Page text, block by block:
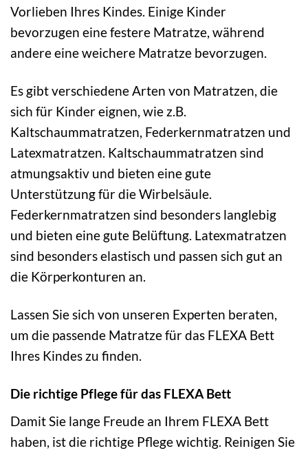
Vorlieben Ihres Kindes. Einige Kinder
bevorzugen eine festere Matratze, während
andere eine weichere Matratze bevorzugen.
Es gibt verschiedene Arten von Matratzen, die
sich für Kinder eignen, wie z.B.
Kaltschaummatratzen, Federkernmatratzen und
Latexmatratzen. Kaltschaummatratzen sind
atmungsaktiv und bieten eine gute
Unterstützung für die Wirbelsäule.
Federkernmatratzen sind besonders langlebig
und bieten eine gute Belüftung. Latexmatratzen
sind besonders elastisch und passen sich gut an
die Körperkonturen an.
Lassen Sie sich von unseren Experten beraten,
um die passende Matratze für das FLEXA Bett
Ihres Kindes zu finden.
Die richtige Pflege für das FLEXA Bett
Damit Sie lange Freude an Ihrem FLEXA Bett
haben, ist die richtige Pflege wichtig. Reinigen Sie